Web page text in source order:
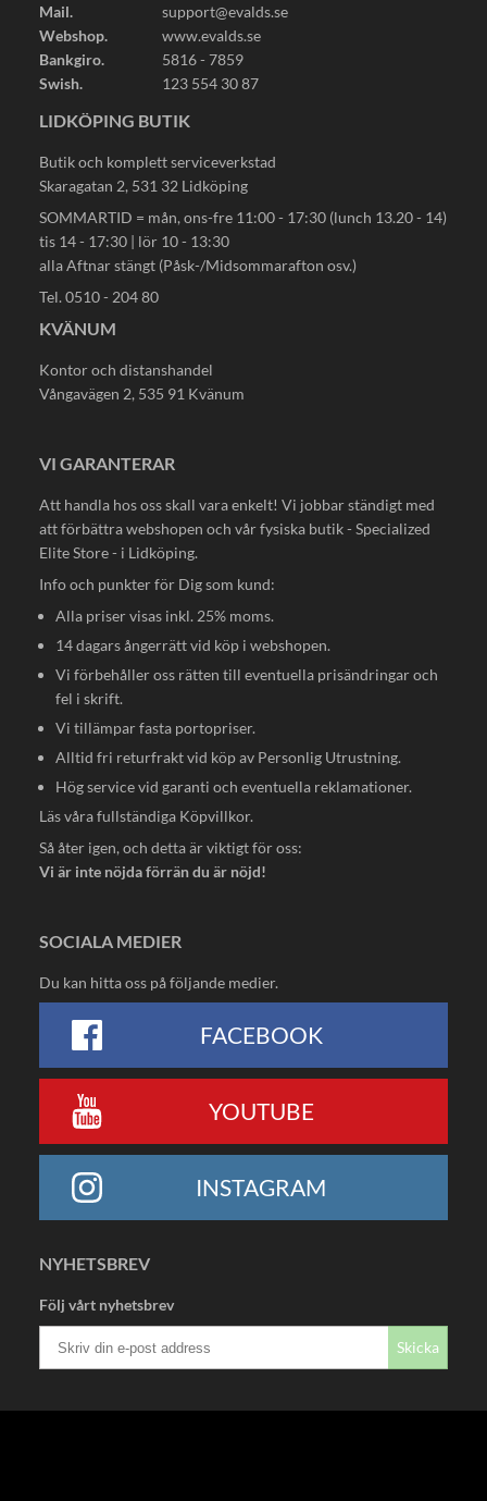
Mail.
support@evalds.se
Webshop.
www.evalds.se
Bankgiro.
5816 - 7859
Swish.
123 554 30 87
LIDKÖPING BUTIK
Butik och komplett serviceverkstad
Skaragatan 2, 531 32 Lidköping
SOMMARTID = mån, ons-fre 11:00 - 17:30 (lunch 13.20 - 14)
tis 14 - 17:30 | lör 10 - 13:30
alla Aftnar stängt (Påsk-/Midsommarafton osv.)
Tel. 0510 - 204 80
KVÄNUM
Kontor och distanshandel
Vångavägen 2, 535 91 Kvänum
VI GARANTERAR
Att handla hos oss skall vara enkelt! Vi jobbar ständigt med
att förbättra webshopen och vår fysiska butik - Specialized
Elite Store - i Lidköping.
Info och punkter för Dig som kund:
Alla priser visas inkl. 25% moms.
14 dagars ångerrätt vid köp i webshopen.
Vi förbehåller oss rätten till eventuella prisändringar och
fel i skrift.
Vi tillämpar fasta portopriser.
Alltid fri returfrakt vid köp av Personlig Utrustning.
Hög service vid garanti och eventuella reklamationer.
Läs våra fullständiga Köpvillkor.
Så åter igen, och detta är viktigt för oss:
Vi är inte nöjda förrän du är nöjd!
SOCIALA MEDIER
Du kan hitta oss på följande medier.
FACEBOOK
YOUTUBE
INSTAGRAM
NYHETSBREV
Följ vårt nyhetsbrev
Skicka